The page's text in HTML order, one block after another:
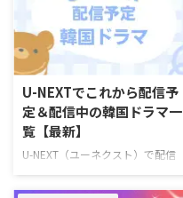
～』配信情報 『復讐代行人3～模
範タクシー～』はを視聴できる動
画配信サービスは下記の通り。
動画配信サービス配信状況
Leminoプレミアム Hulu U-NEXT
Prime Video※有料 Disney+
Netflix 『復讐代行人3～模範タク
シー～』を見るならLemino！
Leminoプレミアムは、新規の登
料期間中に解 …
U-NEXTでこれから配信予
定＆配信中の韓国ドラマ一
覧【最新】
U-NEXT（ユーネクスト）で配信
予定の韓国ドラマラインナップを
一挙ご紹介！ さらに、最近配信